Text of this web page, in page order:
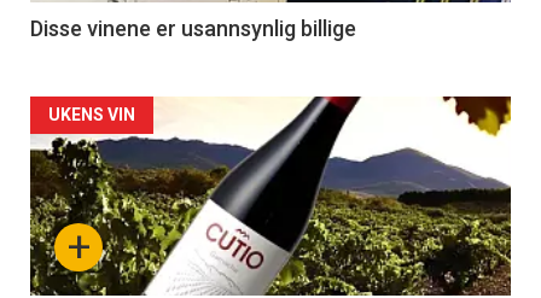
Disse vinene er usannsynlig billige
Forsiden
akkurat
nå
-
+
UKENS VIN